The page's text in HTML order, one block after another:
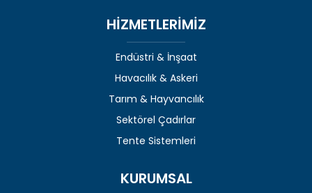
HİZMETLERİMİZ
Endüstri & İnşaat
Havacılık & Askeri
Tarım & Hayvancılık
Sektörel Çadırlar
Tente Sistemleri
KURUMSAL